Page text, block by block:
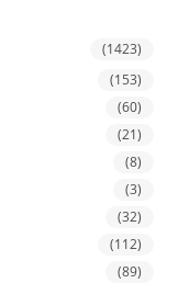
(1423)
(153)
(60)
(21)
(8)
(3)
(32)
(112)
(89)